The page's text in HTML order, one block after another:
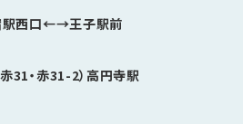
駅西口←→王子駅前
31・赤31-2）高円寺駅